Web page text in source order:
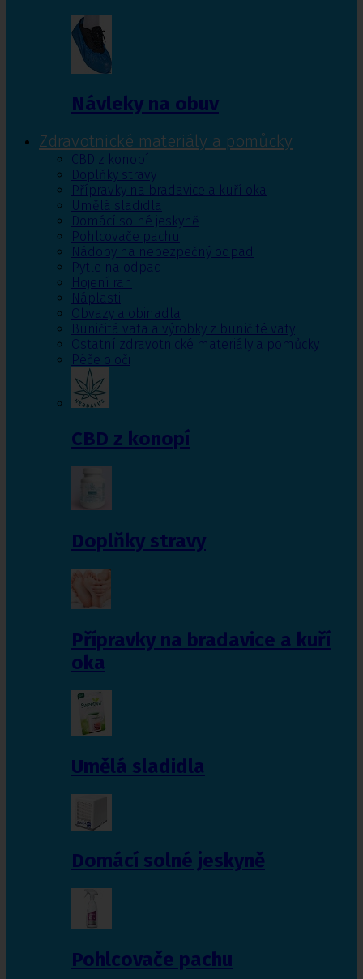
Návleky na obuv
Zdravotnické materiály a pomůcky
CBD z konopí
Doplňky stravy
Přípravky na bradavice a kuří oka
Umělá sladidla
Domácí solné jeskyně
Pohlcovače pachu
Nádoby na nebezpečný odpad
Pytle na odpad
Hojení ran
Náplasti
Obvazy a obinadla
Buničitá vata a výrobky z buničité vaty
Ostatní zdravotnické materiály a pomůcky
Péče o oči
CBD z konopí
Doplňky stravy
Přípravky na bradavice a kuří
oka
Umělá sladidla
Domácí solné jeskyně
Pohlcovače pachu